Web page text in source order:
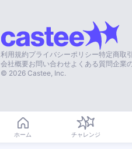
利用規約プライバシーポリシー特定商取
会社概要お問い合わせ よくある質問企業
© 2026 Castee, Inc.
ホーム チャレンジ